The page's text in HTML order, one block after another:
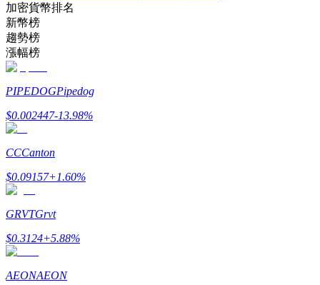
合夥人計劃
最高達65%佣金！
加密貨幣排名
新幣榜
趨勢榜
漲幅榜
PIPEDOGPipedog
$0.002447-13.98%
CCCanton
$0.09157+1.60%
GRVTGrvt
$0.3124+5.88%
AEONAEON